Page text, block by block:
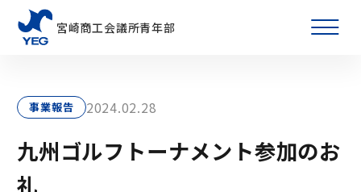
宮崎商工会議所青年部
事業報告 2024.02.28
九州ゴルフトーナメント参加のお
礼